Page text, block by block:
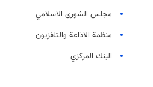
مجلس الشورى الاسلامي
منظمة الاذاعة والتلفزیون
البنك المركزي